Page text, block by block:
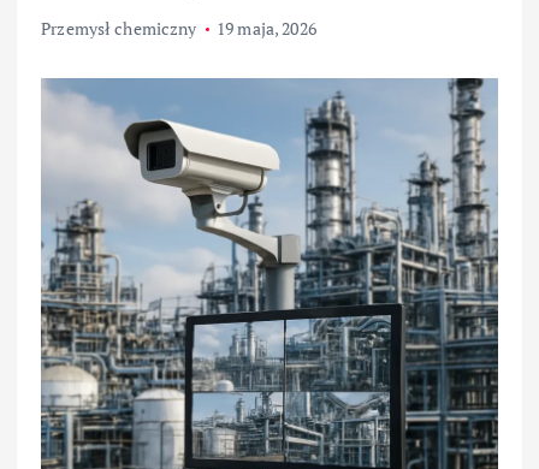
Przemysł chemiczny 19 maja, 2026